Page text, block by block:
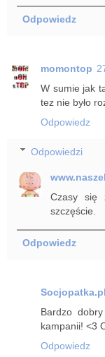
Odpowiedz
momontop
W sumie jak
tez nie było
Odpowiedz
Odpowiedzi
Czasy się
szczęście.
Odpowiedz
Socjopatka.pl
Bardzo
kampanii! <3
Odpowiedz